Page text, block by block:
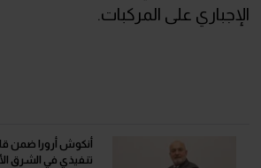
الإجباري على المركبات.